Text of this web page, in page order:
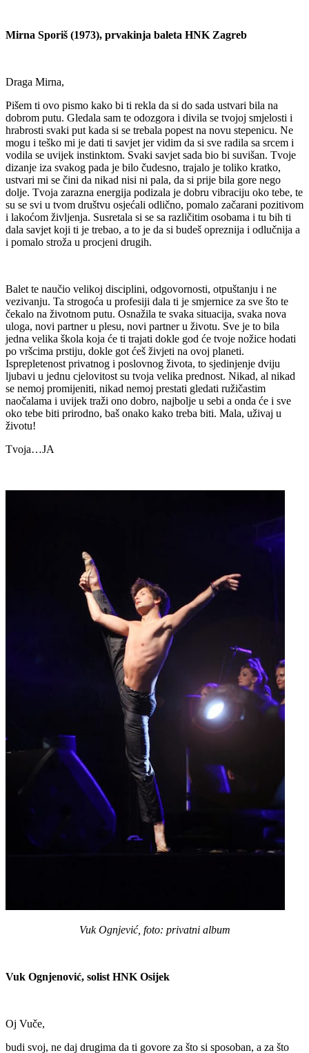
Mirna Sporiš (1973), prvakinja baleta HNK Zagreb
Draga Mirna,
Pišem ti ovo pismo kako bi ti rekla da si do sada ustvari bila na
dobrom putu. Gledala sam te odozgora i divila se tvojoj smjelosti i
hrabrosti svaki put kada si se trebala popest na novu stepenicu. Ne
mogu i teško mi je dati ti savjet jer vidim da si sve radila sa srcem i
vodila se uvijek instinktom. Svaki savjet sada bio bi suvišan. Tvoje
dizanje iza svakog pada je bilo čudesno, trajalo je toliko kratko,
ustvari mi se čini da nikad nisi ni pala, da si prije bila gore nego
dolje. Tvoja zarazna energija podizala je dobru vibraciju oko tebe, te
su se svi u tvom društvu osjećali odlično, pomalo začarani pozitivom
i lakoćom življenja. Susretala si se sa različitim osobama i tu bih ti
dala savjet koji ti je trebao, a to je da si budeš opreznija i odlučnija a
i pomalo stroža u procjeni drugih.
Balet te naučio velikoj disciplini, odgovornosti, otpuštanju i ne
vezivanju. Ta strogoća u profesiji dala ti je smjernice za sve što te
čekalo na životnom putu. Osnažila te svaka situacija, svaka nova
uloga, novi partner u plesu, novi partner u životu. Sve je to bila
jedna velika škola koja će ti trajati dokle god će tvoje nožice hodati
po vršcima prstiju, dokle got ćeš živjeti na ovoj planeti.
Isprepletenost privatnog i poslovnog života, to sjedinjenje dviju
ljubavi u jednu cjelovitost su tvoja velika prednost. Nikad, al nikad
se nemoj promijeniti, nikad nemoj prestati gledati ružičastim
naočalama i uvijek traži ono dobro, najbolje u sebi a onda će i sve
oko tebe biti prirodno, baš onako kako treba biti. Mala, uživaj u
životu!
Tvoja…JA
Vuk Ognjević, foto: privatni album
Vuk Ognjenović, solist HNK Osijek
Oj Vuče,
budi svoj, ne daj drugima da ti govore za što si sposoban, a za što